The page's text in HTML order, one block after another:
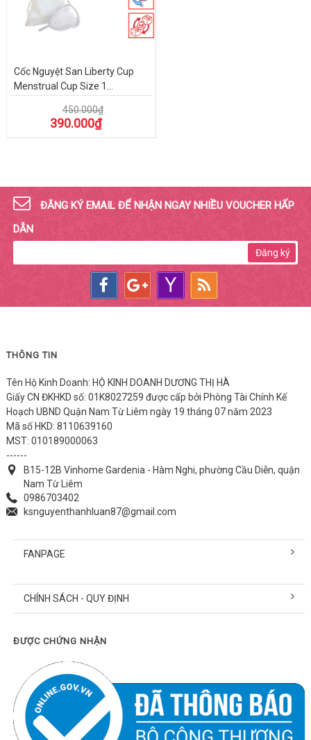
Cốc Nguyệt San Liberty Cup
Menstrual Cup Size 1...
450.000₫
390.000₫
ĐĂNG KÝ EMAIL ĐỂ NHẬN NGAY NHIỀU VOUCHER HẤP
DẪN
Đăng ký
THÔNG TIN
Tên Hộ Kinh Doanh: HỘ KINH DOANH DƯƠNG THỊ HÀ
Giấy CN ĐKHKD số: 01K8027259 được cấp bởi Phòng Tài Chính Kế
Hoạch UBND Quận Nam Từ Liêm ngày 19 tháng 07 năm 2023
Mã số HKD: 8110639160
MST: 010189000063
------
B15-12B Vinhome Gardenia - Hàm Nghi, phường Cầu Diễn, quận
Nam Từ Liêm
0986703402
ksnguyenthanhluan87@gmail.com
FANPAGE
CHÍNH SÁCH - QUY ĐỊNH
ĐƯỢC CHỨNG NHẬN